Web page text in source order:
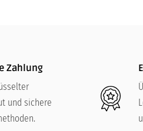
Zahlung
und sichere